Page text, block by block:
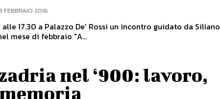
FEBBRAIO 2016
17.30 a Palazzo De' Rossi un incontro guidato da Siliano
Torna nel mese di febbraio "A...
nel ‘900: lavoro,